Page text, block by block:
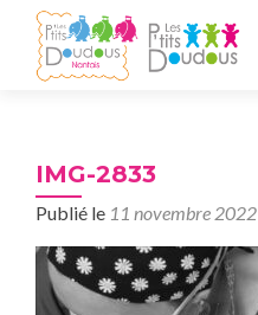
IMG-2833
Publié le 11 novembre 2022